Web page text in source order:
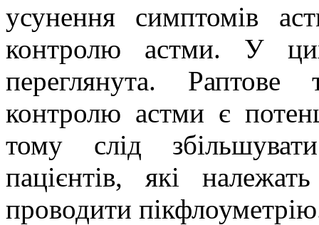
усунення симптомів
контролю астми. У
переглянута. Раптове
контролю астми є
тому слід
пацієнтів, які
проводити